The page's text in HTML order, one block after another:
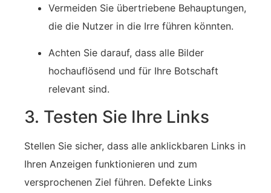
Vermeiden Sie übertriebene Behauptungen,
die die Nutzer in die Irre führen könnten.
Achten Sie darauf, dass alle Bilder
hochauflösend und für Ihre Botschaft
relevant sind.
3. Testen Sie Ihre Links
Stellen Sie sicher, dass alle anklickbaren Links in
Ihren Anzeigen funktionieren‍ und zum
versprochenen Ziel führen. Defekte Links